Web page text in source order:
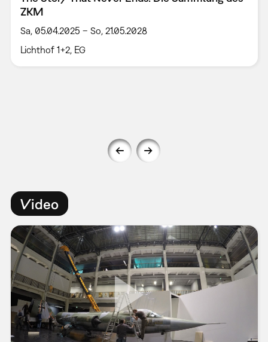
ZKM
Sa, 05.04.2025 – So, 21.05.2028
Lichthof 1+2, EG
Video